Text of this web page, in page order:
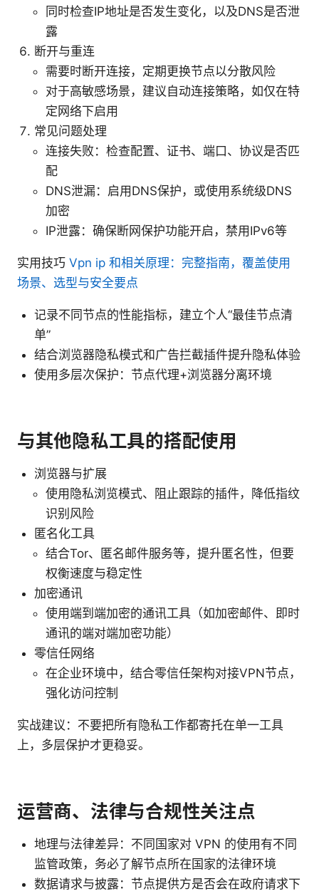
同时检查IP地址是否发生变化，以及DNS是否泄
露
断开与重连
需要时断开连接，定期更换节点以分散风险
对于高敏感场景，建议自动连接策略，如仅在特
定网络下启用
常见问题处理
连接失败：检查配置、证书、端口、协议是否匹
配
DNS泄漏：启用DNS保护，或使用系统级DNS
加密
IP泄露：确保断网保护功能开启，禁用IPv6等
实用技巧 Vpn ip 和相关原理：完整指南，覆盖使用
场景、选型与安全要点
记录不同节点的性能指标，建立个人“最佳节点清
单”
结合浏览器隐私模式和广告拦截插件提升隐私体验
使用多层次保护：节点代理+浏览器分离环境
与其他隐私工具的搭配使用
浏览器与扩展
使用隐私浏览模式、阻止跟踪的插件，降低指纹
识别风险
匿名化工具
结合Tor、匿名邮件服务等，提升匿名性，但要
权衡速度与稳定性
加密通讯
使用端到端加密的通讯工具（如加密邮件、即时
通讯的端对端加密功能）
零信任网络
在企业环境中，结合零信任架构对接VPN节点，
强化访问控制
实战建议：不要把所有隐私工作都寄托在单一工具
上，多层保护才更稳妥。
运营商、法律与合规性关注点
地理与法律差异：不同国家对 VPN 的使用有不同
监管政策，务必了解节点所在国家的法律环境
数据请求与披露：节点提供方是否会在政府请求下